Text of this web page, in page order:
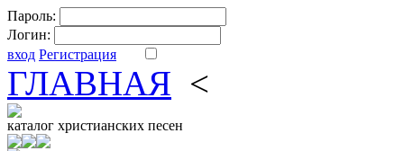
Пароль:
Логин:
вход Регистрация
ГЛАВНАЯ <
каталог христианских песен